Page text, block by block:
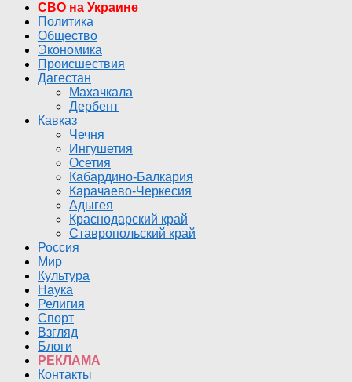
СВО на Украине
Политика
Общество
Экономика
Происшествия
Дагестан
Махачкала
Дербент
Кавказ
Чечня
Ингушетия
Осетия
Кабардино-Балкария
Карачаево-Черкесия
Адыгея
Краснодарский край
Ставропольский край
Россия
Мир
Культура
Наука
Религия
Спорт
Взгляд
Блоги
РЕКЛАМА
Контакты